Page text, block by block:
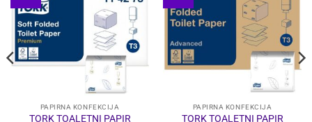
PAPIRNA KONFEKCIJA
TORK TOALETNI PAPIR
PAPIRNA KONFEKCIJA
TORK TOALETNI PAPIR